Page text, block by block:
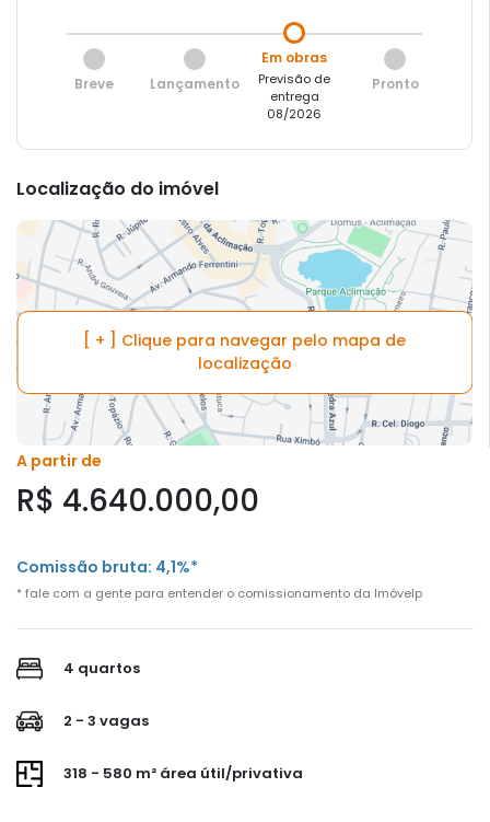
Breve Lançamento
Em obras
Previsão de
entrega
08/2026
Pronto
Localização do imóvel
[ + ] Clique para navegar pelo mapa de
localização
A partir de
R$ 4.640.000,00
Comissão bruta: 4,1%*
* fale com a gente para entender o comissionamento da Imóvelp
4 quartos
2 - 3 vagas
318 - 580 m² área útil/privativa